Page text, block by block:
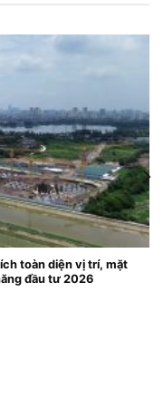
toàn diện vị trí, mặt
đầu tư 2026